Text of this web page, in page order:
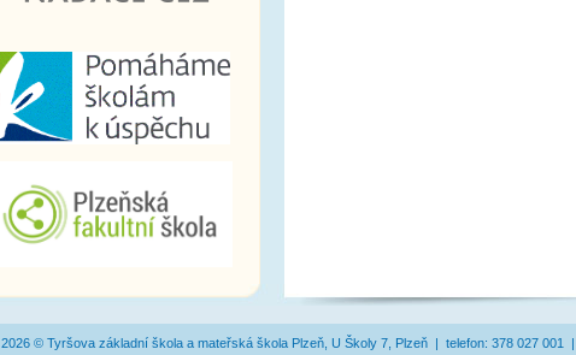
2026 © Tyršova základní škola a mateřská škola Plzeň, U Školy 7, Plzeň | telefon: 378 027 001 |